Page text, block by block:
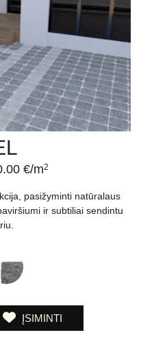
€/m2
pasižyminti natūralaus
ir subtiliai sendintu
ĮSIMINTI